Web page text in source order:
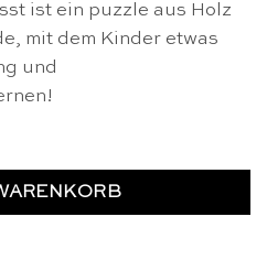
ist ein puzzle aus Holz
mit dem Kinder etwas
und